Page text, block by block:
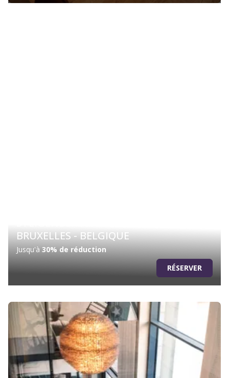
BRUXELLES - BELGIQUE
Jusqu'à 30% de réduction
RÉSERVER